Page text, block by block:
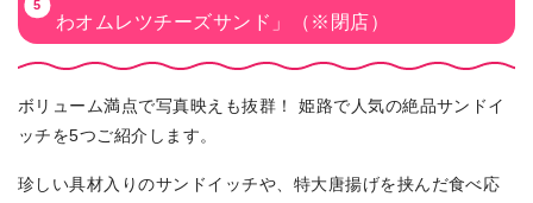
わオムレツチーズサンド」（※閉店）
ボリューム満点で写真映えも抜群！ 姫路で人気の絶品サンドイ
ッチを5つご紹介します。
珍しい具材入りのサンドイッチや、特大唐揚げを挟んだ食べ応